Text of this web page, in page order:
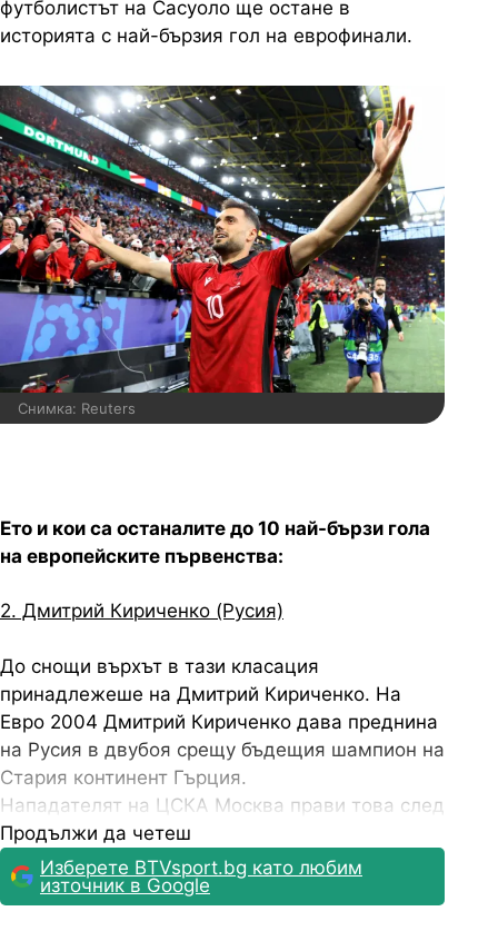
футболистът на Сасуоло ще остане в
историята с най-бързия гол на еврофинали.
Снимка: Reuters
Ето и кои са останалите до 10 най-бързи гола
на европейските първенства:
2. Дмитрий Кириченко (Русия)
До снощи върхът в тази класация
принадлежеше на Дмитрий Кириченко. На
Евро 2004 Дмитрий Кириченко дава преднина
на Русия в двубоя срещу бъдещия шампион на
Стария континент Гърция.
Нападателят на ЦСКА Москва прави това след
само 67 секунди на терена, като в крайна
сметка неговият тим побеждава с 2:1, въпреки
че отпада в края на груповата фаза и не
Продължи да четеш
Изберете BTVsport.bg като любим
източник в Google